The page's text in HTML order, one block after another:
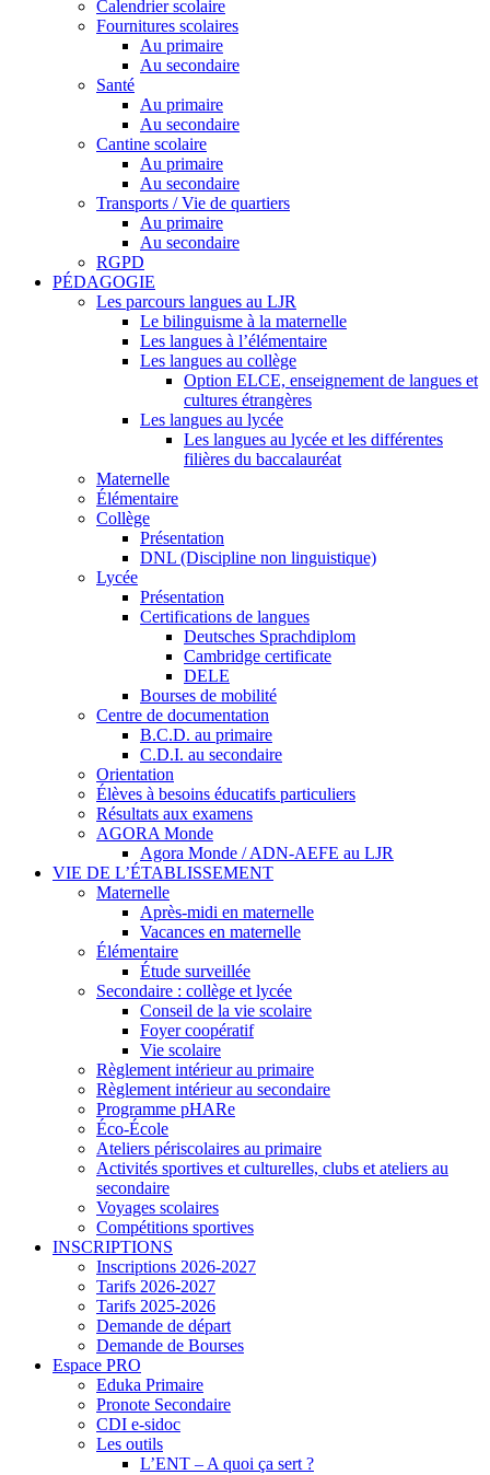
Calendrier scolaire
Fournitures scolaires
Au primaire
Au secondaire
Santé
Au primaire
Au secondaire
Cantine scolaire
Au primaire
Au secondaire
Transports / Vie de quartiers
Au primaire
Au secondaire
RGPD
PÉDAGOGIE
Les parcours langues au LJR
Le bilinguisme à la maternelle
Les langues à l’élémentaire
Les langues au collège
Option ELCE, enseignement de langues et
cultures étrangères
Les langues au lycée
Les langues au lycée et les différentes
filières du baccalauréat
Maternelle
Élémentaire
Collège
Présentation
DNL (Discipline non linguistique)
Lycée
Présentation
Certifications de langues
Deutsches Sprachdiplom
Cambridge certificate
DELE
Bourses de mobilité
Centre de documentation
B.C.D. au primaire
C.D.I. au secondaire
Orientation
Élèves à besoins éducatifs particuliers
Résultats aux examens
AGORA Monde
Agora Monde / ADN-AEFE au LJR
VIE DE L’ÉTABLISSEMENT
Maternelle
Après-midi en maternelle
Vacances en maternelle
Élémentaire
Étude surveillée
Secondaire : collège et lycée
Conseil de la vie scolaire
Foyer coopératif
Vie scolaire
Règlement intérieur au primaire
Règlement intérieur au secondaire
Programme pHARe
Éco-École
Ateliers périscolaires au primaire
Activités sportives et culturelles, clubs et ateliers au
secondaire
Voyages scolaires
Compétitions sportives
INSCRIPTIONS
Inscriptions 2026-2027
Tarifs 2026-2027
Tarifs 2025-2026
Demande de départ
Demande de Bourses
Espace PRO
Eduka Primaire
Pronote Secondaire
CDI e-sidoc
Les outils
L’ENT – A quoi ça sert ?